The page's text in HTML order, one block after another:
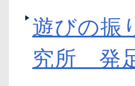
遊びの振
究所 発